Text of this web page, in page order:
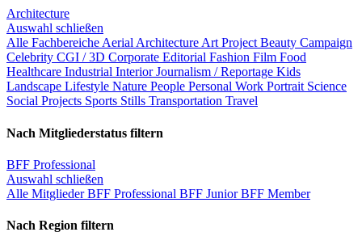
Architecture
Auswahl schließen
Alle Fachbereiche Aerial Architecture Art Project Beauty Campaign
Celebrity CGI / 3D Corporate Editorial Fashion Film Food
Healthcare Industrial InteriorJournalism / Reportage Kids
Landscape Lifestyle Nature People Personal Work Portrait Science
Social Projects Sports Stills Transportation Travel
Nach Mitgliederstatus filtern
BFF Professional
Auswahl schließen
Alle MitgliederBFF Professional BFF JuniorBFF Member
Nach Region filtern